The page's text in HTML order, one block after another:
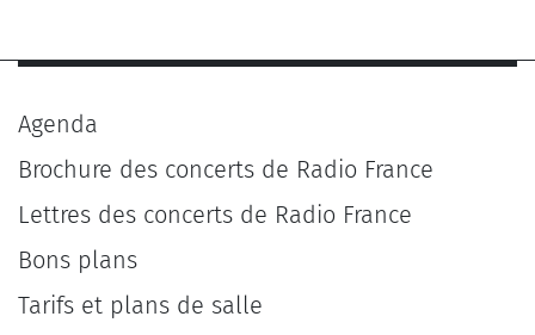
Agenda
Brochure des concerts de Radio France
Lettres des concerts de Radio France
Bons plans
Tarifs et plans de salle